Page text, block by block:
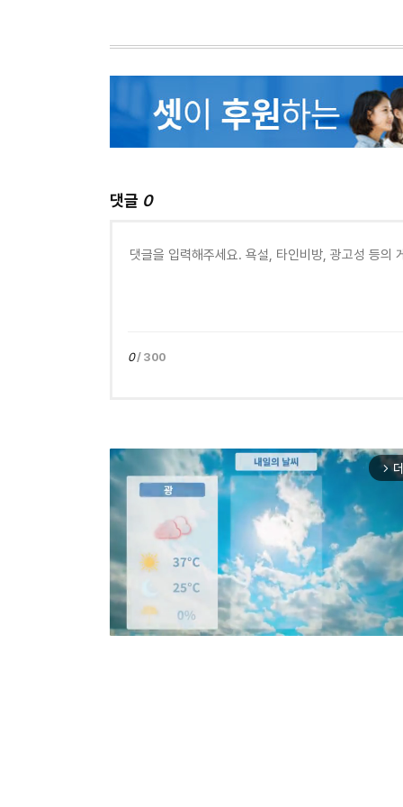
댓글 0
0/ 300
arrow_forward_ios